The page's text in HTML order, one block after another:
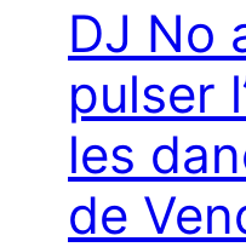
DJ No
pulser
les
de